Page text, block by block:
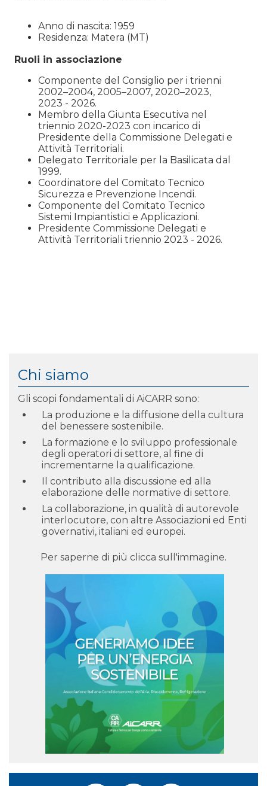
Chi siamo
Gli scopi fondamentali di AiCARR sono:
La produzione e la diffusione della cultura
del benessere sostenibile.
La formazione e lo sviluppo professionale
degli operatori di settore, al fine di
incrementarne la qualificazione.
Il contributo alla discussione ed alla
elaborazione delle normative di settore.
La collaborazione, in qualità di autorevole
interlocutore, con altre Associazioni ed Enti
governativi, italiani ed europei.
Per saperne di più clicca sull'immagine.
Anno di nascita: 1959
Residenza: Matera (MT)
Ruoli in associazione
Componente del Consiglio per i trienni
2002–2004, 2005–2007, 2020–2023,
2023 - 2026.
Membro della Giunta Esecutiva nel
triennio 2020-2023 con incarico di
Presidente della Commissione Delegati e
Attività Territoriali.
Delegato Territoriale per la Basilicata dal
1999.
Coordinatore del Comitato Tecnico
Sicurezza e Prevenzione Incendi.
Componente del Comitato Tecnico
Sistemi Impiantistici e Applicazioni.
Presidente Commissione Delegati e
Attività Territoriali triennio 2023 - 2026.